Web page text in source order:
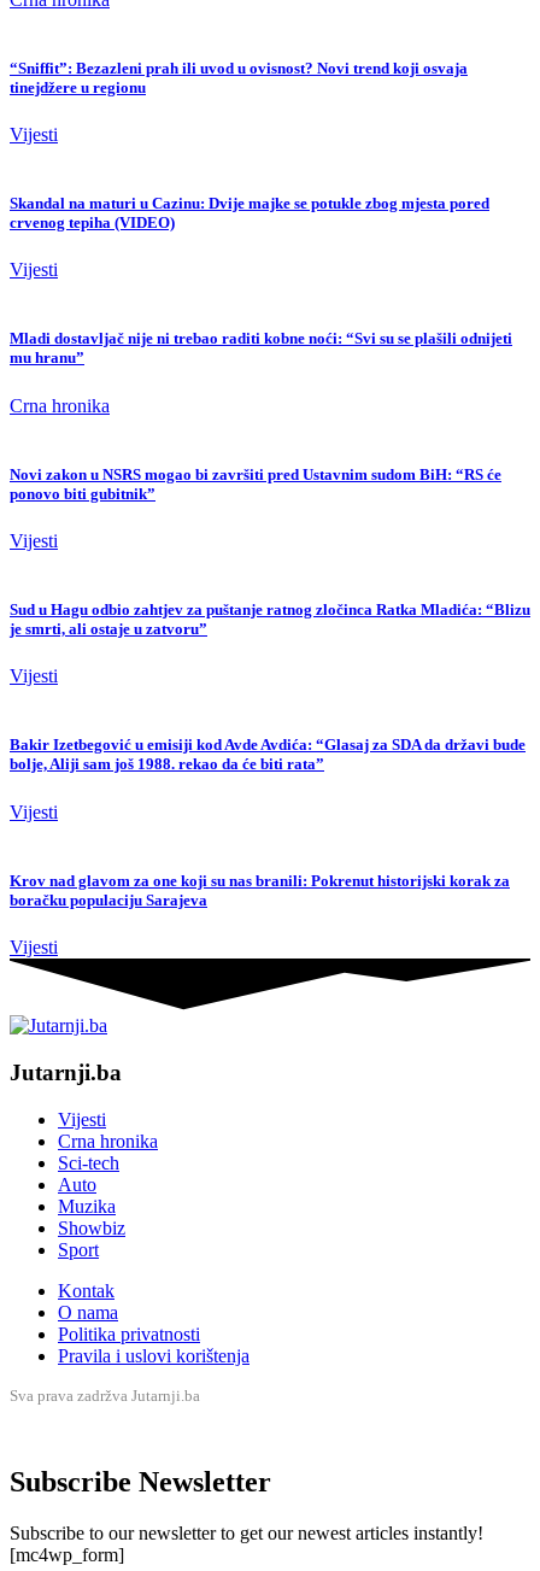
“Sniffit”: Bezazleni prah ili uvod u ovisnost? Novi trend koji osvaja
tinejdžere u regionu
Vijesti
Skandal na maturi u Cazinu: Dvije majke se potukle zbog mjesta pored
crvenog tepiha (VIDEO)
Vijesti
Mladi dostavljač nije ni trebao raditi kobne noći: “Svi su se plašili odnijeti
mu hranu”
Crna hronika
Novi zakon u NSRS mogao bi završiti pred Ustavnim sudom BiH: “RS će
ponovo biti gubitnik”
Vijesti
Sud u Hagu odbio zahtjev za puštanje ratnog zločinca Ratka Mladića: “Blizu
je smrti, ali ostaje u zatvoru”
Vijesti
Bakir Izetbegović u emisiji kod Avde Avdića: “Glasaj za SDA da državi bude
bolje, Aliji sam još 1988. rekao da će biti rata”
Vijesti
Krov nad glavom za one koji su nas branili: Pokrenut historijski korak za
boračku populaciju Sarajeva
Vijesti
Jutarnji.ba
Vijesti
Crna hronika
Sci-tech
Auto
Muzika
Showbiz
Sport
Kontak
O nama
Politika privatnosti
Pravila i uslovi korištenja
Sva prava zadržva Jutarnji.ba
Subscribe Newsletter
Subscribe to our newsletter to get our newest articles instantly!
[mc4wp_form]